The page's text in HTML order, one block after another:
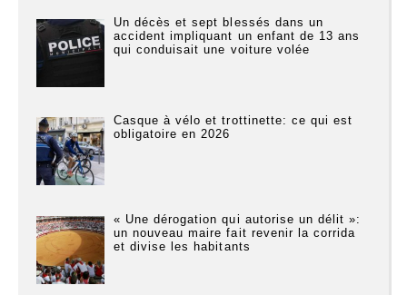
Un décès et sept blessés dans un
accident impliquant un enfant de 13 ans
qui conduisait une voiture volée
Casque à vélo et trottinette: ce qui est
obligatoire en 2026
« Une dérogation qui autorise un délit »:
un nouveau maire fait revenir la corrida
et divise les habitants